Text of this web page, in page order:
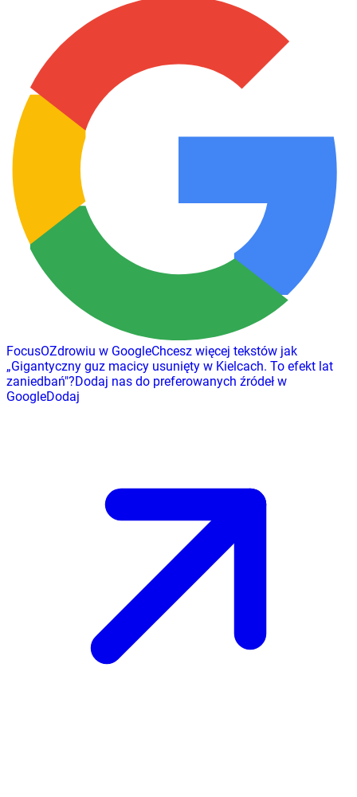
FocusOZdrowiu w GoogleChcesz więcej tekstów jak
„Gigantyczny guz macicy usunięty w Kielcach. To efekt lat
zaniedbań"?Dodaj nas do preferowanych źródeł w
GoogleDodaj